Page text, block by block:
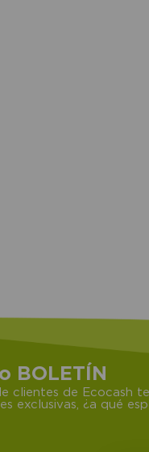
BOLETÍN
clientes de Ecocash
exclusivas, ¿a qué